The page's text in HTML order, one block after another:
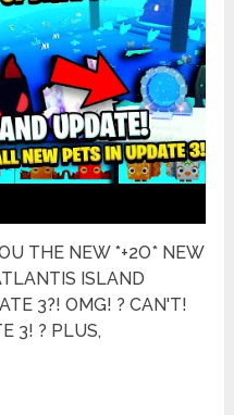
THE NEW *+2O* NEW
ISLAND
3?! OMG! ? CAN'T!
3! ? PLUS,